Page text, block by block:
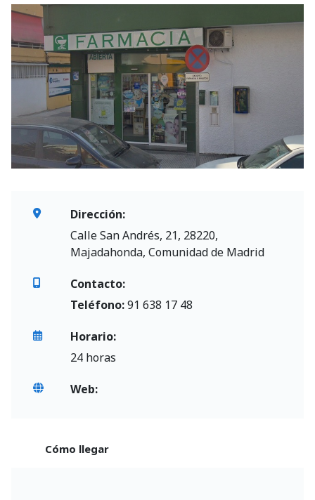
Dirección:
Calle San Andrés, 21, 28220,
Majadahonda, Comunidad de Madrid
Contacto:
Teléfono:91 638 17 48
Horario:
24 horas
Web:
Cómo llegar